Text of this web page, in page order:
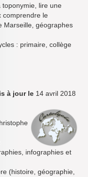
lire une
comprendre le
Marseille, géographes
: primaire, collège
à jour le 14 avril 2018
infographies et
(histoire, géographie,